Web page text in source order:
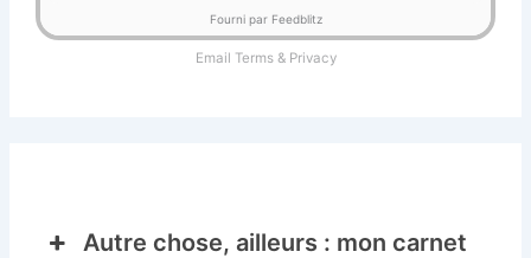
Fourni par Feedblitz
Email Terms& Privacy
Autre chose, ailleurs : mon carnet